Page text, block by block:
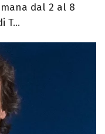
dal 2 al 8
T...